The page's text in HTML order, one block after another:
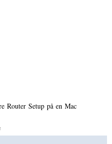
Setup på en Mac